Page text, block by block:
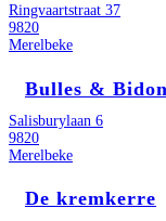
Ringvaartstraat 37
9820
Merelbeke
Bulles &
Salisburylaan 6
9820
Merelbeke
De kremkerre